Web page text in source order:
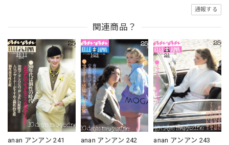
通報する
関連商品？
anan アンアン 241
anan アンアン 242
anan アンアン 243